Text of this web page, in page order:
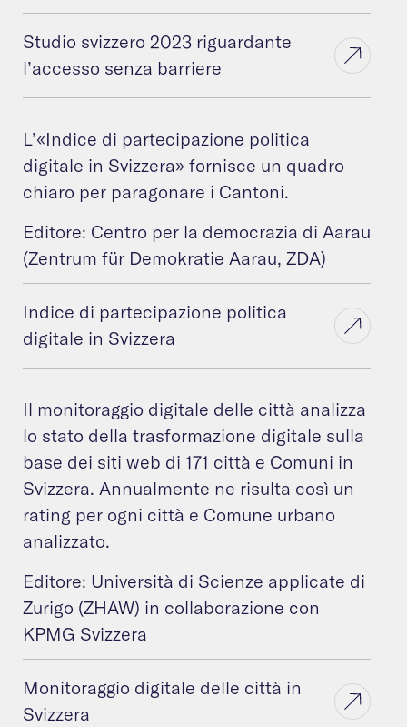
Studio svizzero 2023 riguardante
l’accesso senza barriere
L’«Indice di partecipazione politica
digitale in Svizzera» fornisce un quadro
chiaro per paragonare i Cantoni.
Editore: Centro per la democrazia di Aarau
(Zentrum für Demokratie Aarau, ZDA)
Indice di partecipazione politica
digitale in Svizzera
Il monitoraggio digitale delle città analizza
lo stato della trasformazione digitale sulla
base dei siti web di 171 città e Comuni in
Svizzera. Annualmente ne risulta così un
rating per ogni città e Comune urbano
analizzato.
Editore: Università di Scienze applicate di
Zurigo (ZHAW) in collaborazione con
KPMG Svizzera
Monitoraggio digitale delle città in
Svizzera